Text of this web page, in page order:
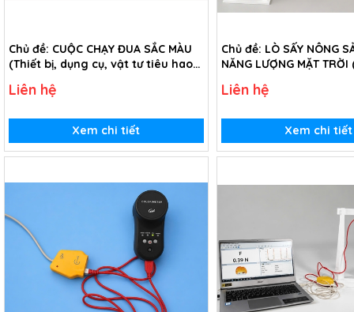
Chủ đề: CUỘC CHẠY ĐUA SẮC MÀU
(Thiết bị, dụng cụ, vật tư tiêu hao
màu - lớp 7)
Liên hệ
Xem chi tiết
Chủ đề: LÒ SẤY NÔNG
NĂNG LƯỢNG MẶT
đề Lò sấy nông sản
Liên hệ
Xem chi tiết